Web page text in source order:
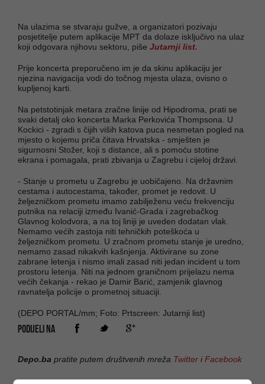
Na ulazima se stvaraju gužve, a organizatori pozivaju
posjetitelje putem aplikacije MPT da dolaze isključivo na ulaz
koji odgovara njihovu sektoru, piše Jutarnji list.
Prije koncerta preporučeno im je da skinu aplikaciju jer
njezina navigacija vodi do točnog mjesta ulaza, ovisno o
kupljenoj karti.
Na petstotinjak metara zračne linije od Hipodroma, prati se
svaki detalj oko koncerta Marka Perkovića Thompsona. U
Kockici - zgradi s čijih viših katova puca nesmetan pogled na
mjesto o kojemu priča čitava Hrvatska - smješten je
sigurnosni Stožer, koji s distance, ali s pomoću stotine
ekrana i pomagala, prati zbivanja u Zagrebu i cijeloj državi.
- Stanje u prometu u Zagrebu je uobičajeno. Na državnim
cestama i autocestama, također, promet je redovit. U
željezničkom prometu imamo zabilježenu veću frekvenciju
putnika na relaciji između Ivanić-Grada i zagrebačkog
Glavnog kolodvora, a na toj liniji je uveden dodatan vlak.
Nemamo većih zastoja niti tehničkih poteškoća u
željezničkom prometu. U zračnom prometu stanje je uredno,
nemamo zasad nikakvih kašnjenja. Aktivirane su zone
zabrane letenja i nismo imali zasad niti jedan incident u tom
prostoru letenja. Niti na jednom graničnom prijelazu nema
većih čekanja - rekao je Damir Barić, zamjenik glavnog
ravnatelja policije o prometnoj situaciji.
(DEPO PORTAL/mm; Foto: Prtscreen: Jutarnji list)
PODIJELI NA
Depo.ba pratite putem društvenih mreža Twitter iFacebook